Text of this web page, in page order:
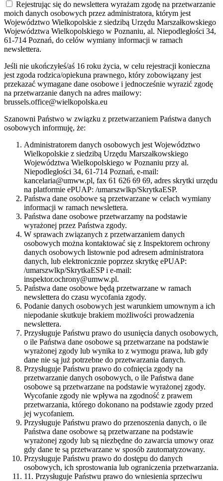
Rejestrując się do newslettera wyrażam zgodę na przetwarzanie
moich danych osobowych przez administratora, którym jest
Województwo Wielkopolskie z siedzibą Urzędu Marszałkowskiego
Województwa Wielkopolskiego w Poznaniu, al. Niepodległości 34,
61-714 Poznań, do celów wymiany informacji w ramach
newslettera.
Jeśli nie ukończyłeś/aś 16 roku życia, w celu rejestracji konieczna
jest zgoda rodzica/opiekuna prawnego, który zobowiązany jest
przekazać wymagane dane osobowe i jednocześnie wyrazić zgodę
na przetwarzanie danych na adres mailowy:
brussels.office@wielkopolska.eu
Szanowni Państwo w związku z przetwarzaniem Państwa danych
osobowych informuję, że:
Administratorem danych osobowych jest Województwo
Wielkopolskie z siedzibą Urzędu Marszałkowskiego
Województwa Wielkopolskiego w Poznaniu przy al.
Niepodległości 34, 61-714 Poznań, e-mail:
kancelaria@umww.pl, fax 61 626 69 69, adres skrytki urzędu
na platformie ePUAP: /umarszwlkp/SkrytkaESP.
Państwa dane osobowe są przetwarzane w celach wymiany
informacji w ramach newslettera.
Państwa dane osobowe przetwarzamy na podstawie
wyrażonej przez Państwa zgody.
W sprawach związanych z przetwarzaniem danych
osobowych można kontaktować się z Inspektorem ochrony
danych osobowych listownie pod adresem administratora
danych, lub elektronicznie poprzez skrytkę ePUAP:
/umarszwlkp/SkrytkaESP i e-mail:
inspektor.ochrony@umww.pl.
Państwa dane osobowe będą przetwarzane w ramach
newslettera do czasu wycofania zgody.
Podanie danych osobowych jest warunkiem umownym a ich
niepodanie skutkuje brakiem możliwości prowadzenia
newslettera.
Przysługuje Państwu prawo do usunięcia danych osobowych,
o ile Państwa dane osobowe są przetwarzane na podstawie
wyrażonej zgody lub wynika to z wymogu prawa, lub gdy
dane nie są już potrzebne do przetwarzania danych.
Przysługuje Państwu prawo do cofnięcia zgody na
przetwarzanie danych osobowych, o ile Państwa dane
osobowe są przetwarzane na podstawie wyrażonej zgody.
Wycofanie zgody nie wpływa na zgodność z prawem
przetwarzania, którego dokonano na podstawie zgody przed
jej wycofaniem.
Przysługuje Państwu prawo do przenoszenia danych, o ile
Państwa dane osobowe są przetwarzane na podstawie
wyrażonej zgody lub są niezbędne do zawarcia umowy oraz
gdy dane te są przetwarzane w sposób zautomatyzowany.
Przysługuje Państwu prawo do dostępu do danych
osobowych, ich sprostowania lub ograniczenia przetwarzania.
11. Przysługuje Państwu prawo do wniesienia sprzeciwu